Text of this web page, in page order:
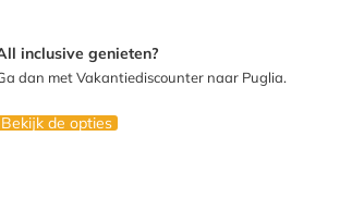
inclusive genieten?
dan met Vakantiediscounter naar Puglia.
Bekijk de opties